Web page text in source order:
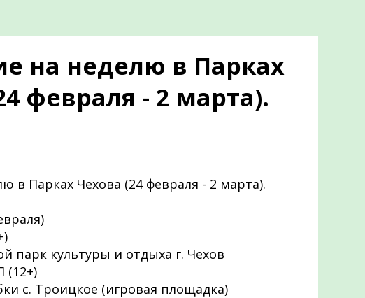
на неделю в Парках
февраля - 2 марта).
в Парках Чехова (24 февраля - 2 марта).
парк культуры и отдыха г. Чехов
(12+)
с. Троицкое (игровая площадка)